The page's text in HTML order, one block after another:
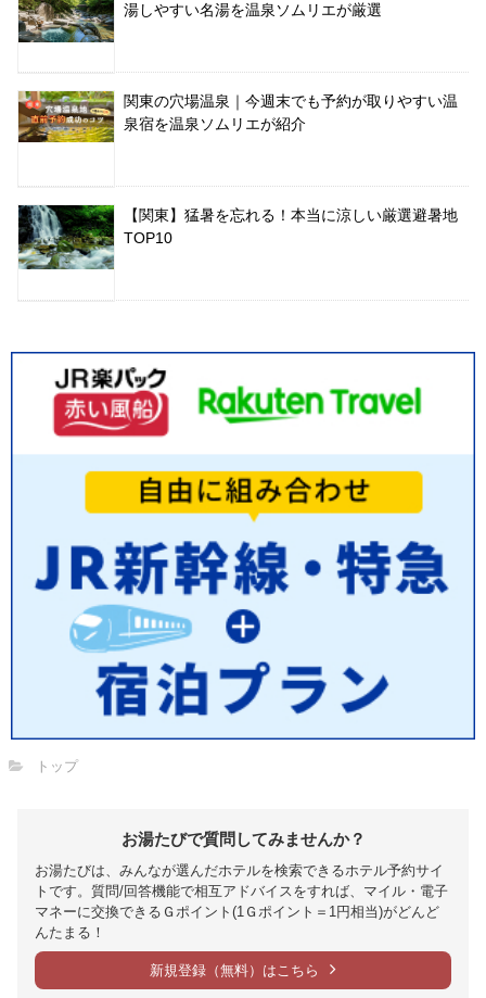
湯しやすい名湯を温泉ソムリエが厳選
関東の穴場温泉｜今週末でも予約が取りやすい温
泉宿を温泉ソムリエが紹介
【関東】猛暑を忘れる！本当に涼しい厳選避暑地
TOP10
トップ
お湯たびで質問してみませんか？
お湯たびは、みんなが選んだホテルを検索できるホテル予約サイ
トです。質問/回答機能で相互アドバイスをすれば、マイル・電子
マネーに交換できるＧポイント(1Ｇポイント＝1円相当)がどんど
んたまる！
新規登録（無料）はこちら